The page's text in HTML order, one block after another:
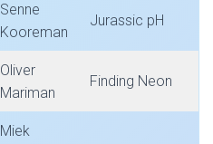
Senne
Kooreman
Jurassic pH
Oliver
Mariman
Finding Neon
Miek